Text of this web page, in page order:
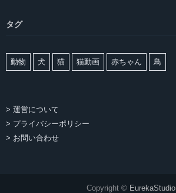
タグ
動物 犬 猫 猫動画 赤ちゃん 鳥
> 運営について
> プライバシーポリシー
> お問い合わせ
Copyright © EurekaStudio.